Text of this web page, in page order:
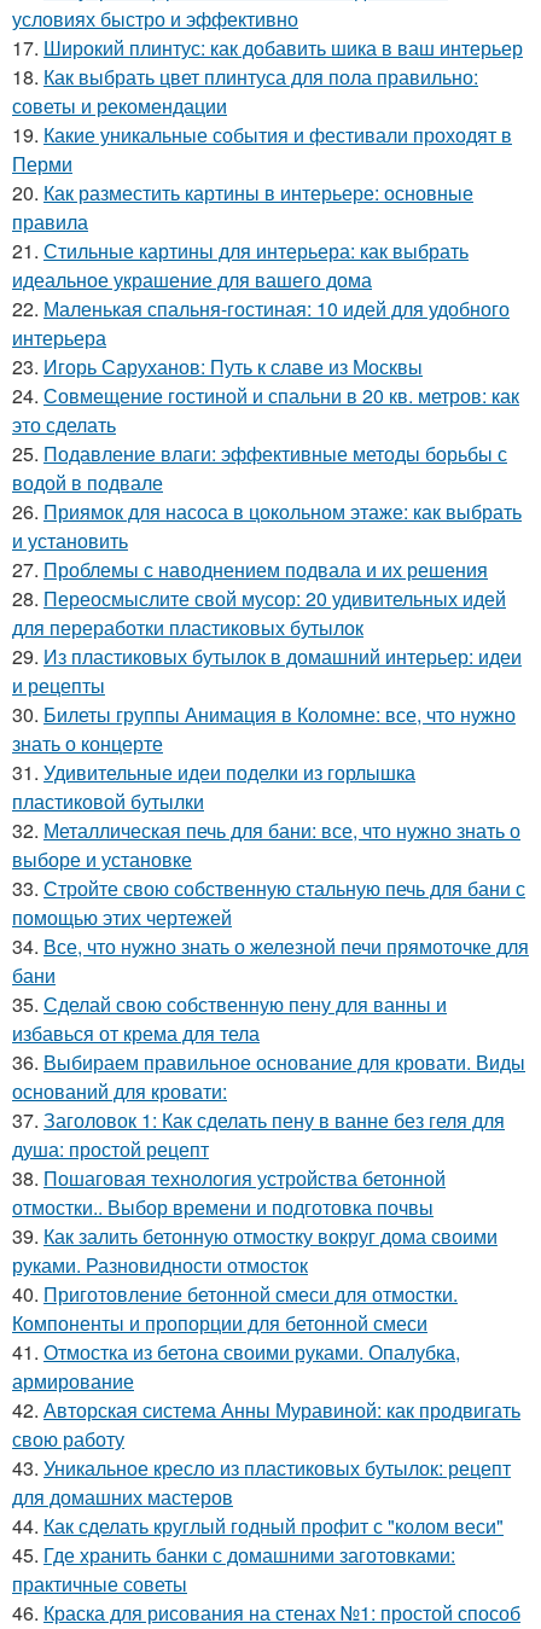
условиях быстро и эффективно
17. Широкий плинтус: как добавить шика в ваш интерьер
18. Как выбрать цвет плинтуса для пола правильно:
советы и рекомендации
19. Какие уникальные события и фестивали проходят в
Перми
20. Как разместить картины в интерьере: основные
правила
21. Стильные картины для интерьера: как выбрать
идеальное украшение для вашего дома
22. Маленькая спальня-гостиная: 10 идей для удобного
интерьера
23. Игорь Саруханов: Путь к славе из Москвы
24. Совмещение гостиной и спальни в 20 кв. метров: как
это сделать
25. Подавление влаги: эффективные методы борьбы с
водой в подвале
26. Приямок для насоса в цокольном этаже: как выбрать
и установить
27. Проблемы с наводнением подвала и их решения
28. Переосмыслите свой мусор: 20 удивительных идей
для переработки пластиковых бутылок
29. Из пластиковых бутылок в домашний интерьер: идеи
и рецепты
30. Билеты группы Анимация в Коломне: все, что нужно
знать о концерте
31. Удивительные идеи поделки из горлышка
пластиковой бутылки
32. Металлическая печь для бани: все, что нужно знать о
выборе и установке
33. Стройте свою собственную стальную печь для бани с
помощью этих чертежей
34. Все, что нужно знать о железной печи прямоточке для
бани
35. Сделай свою собственную пену для ванны и
избавься от крема для тела
36. Выбираем правильное основание для кровати. Виды
оснований для кровати:
37. Заголовок 1: Как сделать пену в ванне без геля для
душа: простой рецепт
38. Пошаговая технология устройства бетонной
отмостки.. Выбор времени и подготовка почвы
39. Как залить бетонную отмостку вокруг дома своими
руками. Разновидности отмосток
40. Приготовление бетонной смеси для отмостки.
Компоненты и пропорции для бетонной смеси
41. Отмостка из бетона своими руками. Опалубка,
армирование
42. Авторская система Анны Муравиной: как продвигать
свою работу
43. Уникальное кресло из пластиковых бутылок: рецепт
для домашних мастеров
44. Как сделать круглый годный профит с "колом веси"
45. Где хранить банки с домашними заготовками:
практичные советы
46. Краска для рисования на стенах №1: простой способ